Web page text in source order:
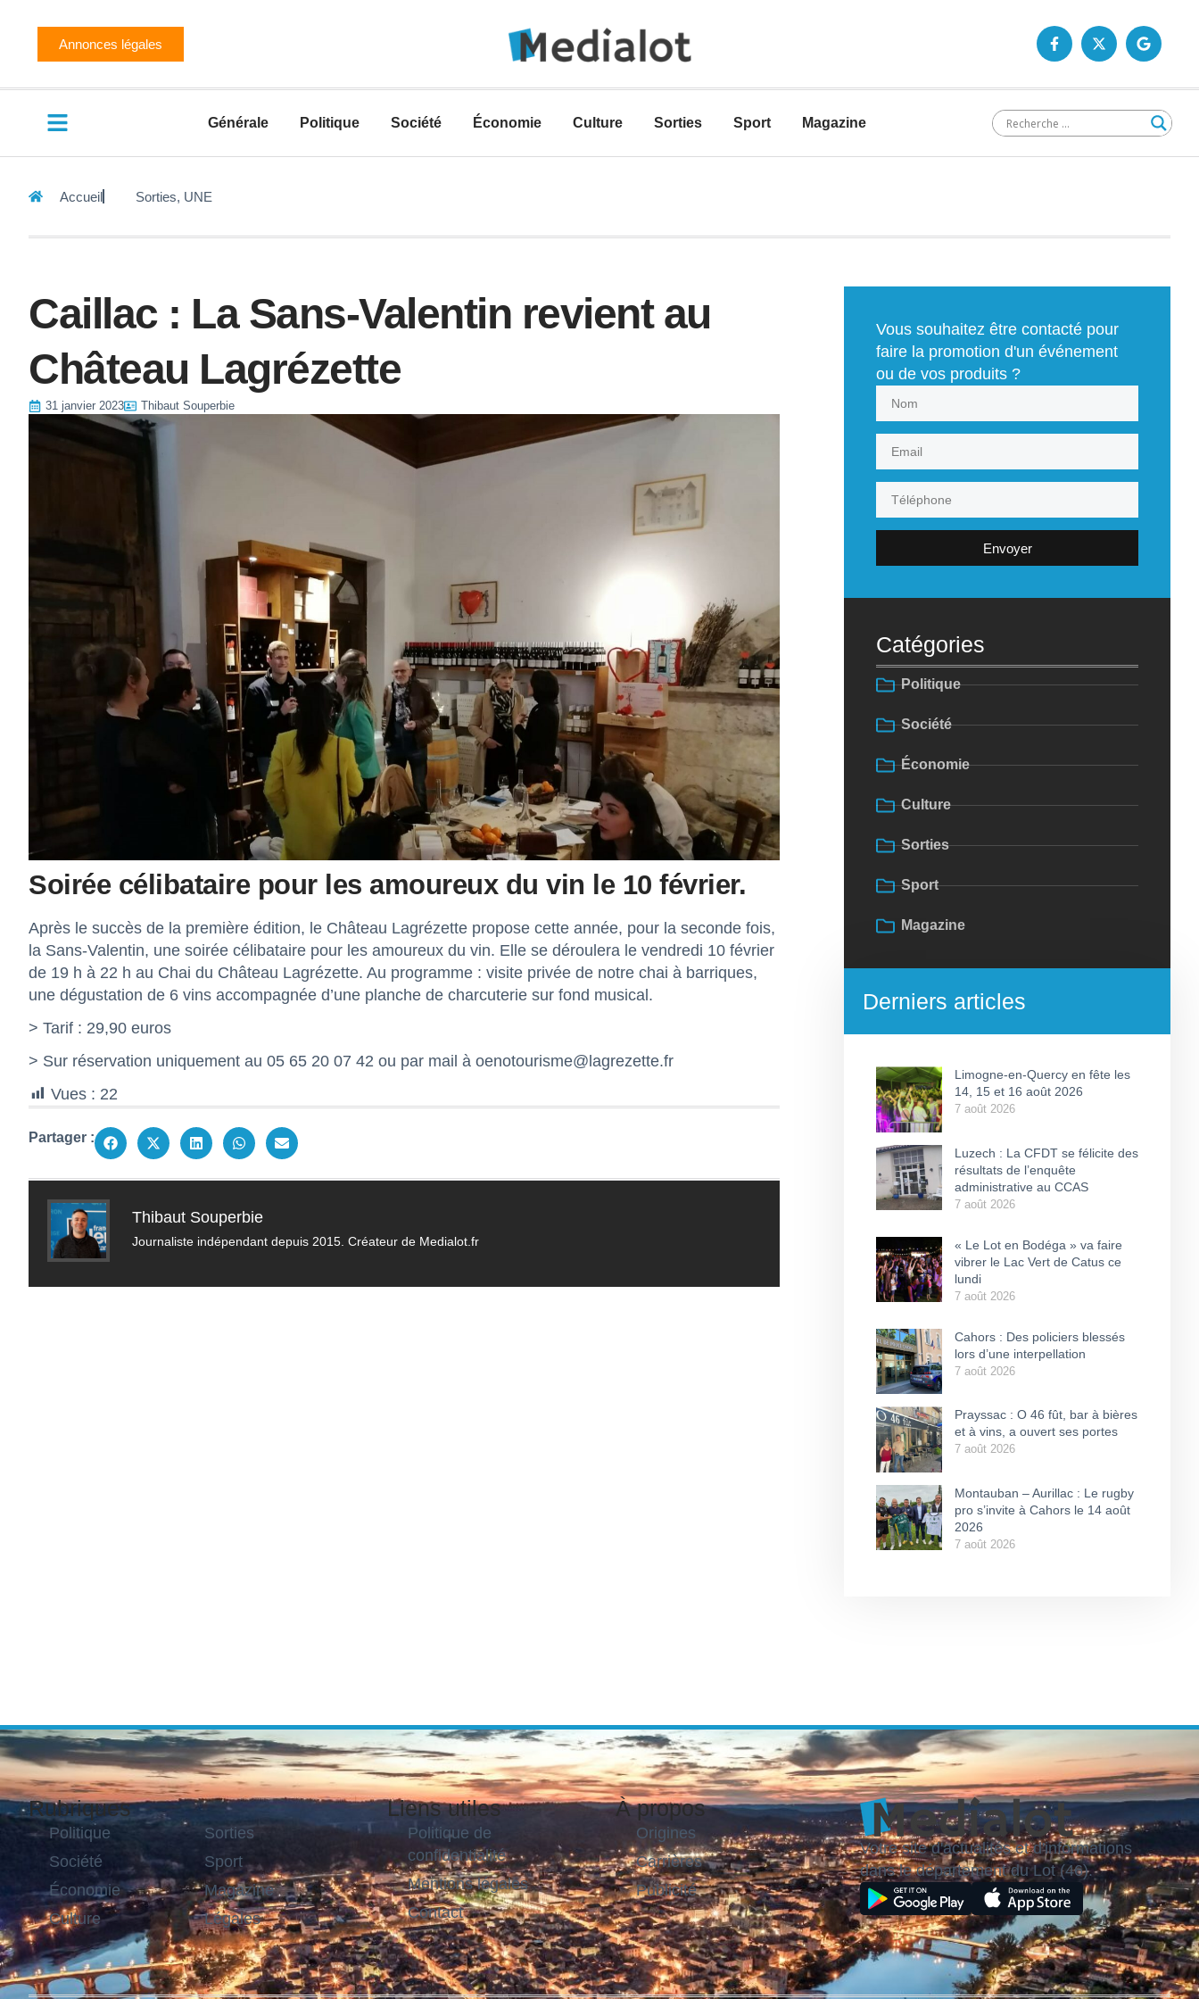
Annonces légales
Générale Politique Société Économie Culture Sorties Sport Magazine
Accueil Sorties, UNE
Caillac : La Sans-Valentin revient au
Château Lagrézette
31 janvier 2023 Thibaut Souperbie
Soirée célibataire pour les amoureux du vin le 10 février.
Après le succès de la première édition, le Château Lagrézette propose cette année, pour la seconde fois,
la Sans-Valentin, une soirée célibataire pour les amoureux du vin. Elle se déroulera le vendredi 10 février
de 19 h à 22 h au Chai du Château Lagrézette. Au programme : visite privée de notre chai à barriques,
une dégustation de 6 vins accompagnée d’une planche de charcuterie sur fond musical.
> Tarif : 29,90 euros
> Sur réservation uniquement au 05 65 20 07 42 ou par mail à oenotourisme@lagrezette.fr
Vues : 22
Partager :
Thibaut Souperbie
Journaliste indépendant depuis 2015. Créateur de Medialot.fr
Vous souhaitez être contacté pour
faire la promotion d'un événement
ou de vos produits ?
Envoyer
Catégories
Politique
Société
Économie
Culture
Sorties
Sport
Magazine
Derniers articles
Limogne-en-Quercy en fête les
14, 15 et 16 août 2026
7 août 2026
Luzech : La CFDT se félicite des
résultats de l’enquête
administrative au CCAS
7 août 2026
« Le Lot en Bodéga » va faire
vibrer le Lac Vert de Catus ce
lundi
7 août 2026
Cahors : Des policiers blessés
lors d’une interpellation
7 août 2026
Prayssac : O 46 fût, bar à bières
et à vins, a ouvert ses portes
7 août 2026
Montauban – Aurillac : Le rugby
pro s’invite à Cahors le 14 août
2026
7 août 2026
Rubriques
Politique
Société
Économie
Culture
Sorties
Sport
Magazine
Légales
Liens utiles
Politique de
confidentialité
Mentions légales
Contact
À propos
Origines
Carrières
Publicité
Votre site d'actualités et d'informations
dans le département du Lot (46).